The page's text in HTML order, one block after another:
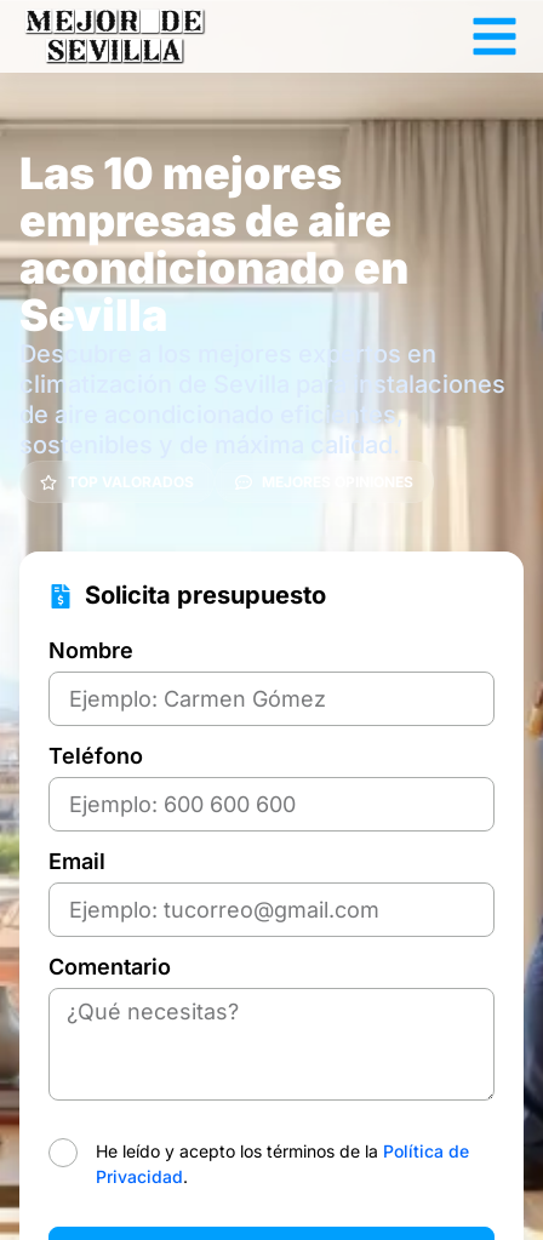
Las 10 mejores
empresas de aire
acondicionado en
Sevilla
Descubre a los mejores expertos en
climatización de Sevilla para instalaciones
de aire acondicionado eficientes,
sostenibles y de máxima calidad.
TOP VALORADOS MEJORES OPINIONES
Solicita presupuesto
Nombre
Teléfono
Email
Comentario
He leído y acepto los términos de la Política de
Privacidad.